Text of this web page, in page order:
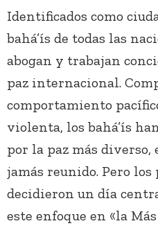
Identificados como
bahá’ís de todas las
abogan y trabajan
paz internacional.
comportamiento
violenta, los bahá’ís
por la paz más
jamás reunido. Pero los
decidieron un día
este enfoque en «la